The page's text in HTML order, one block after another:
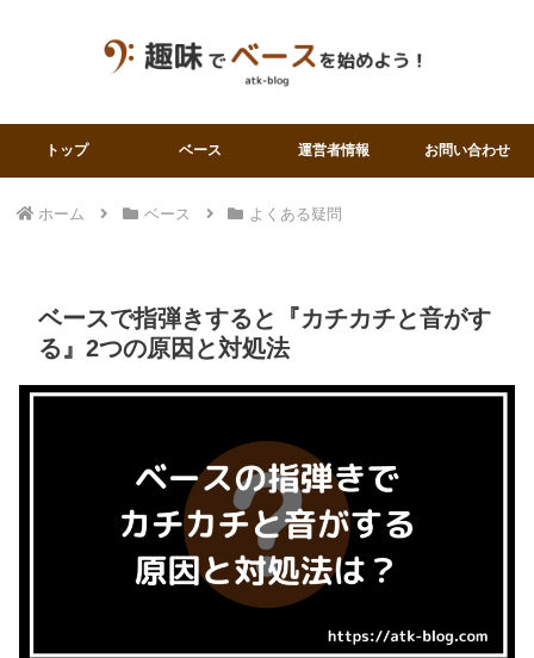
トップ ベース 運営者情報 お問い合わせ
ホーム ベース よくある疑問
ベースで指弾きすると『カチカチと音がす
る』2つの原因と対処法